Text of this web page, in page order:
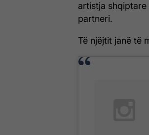
artistja
partneri.
Të njëjtit janë të